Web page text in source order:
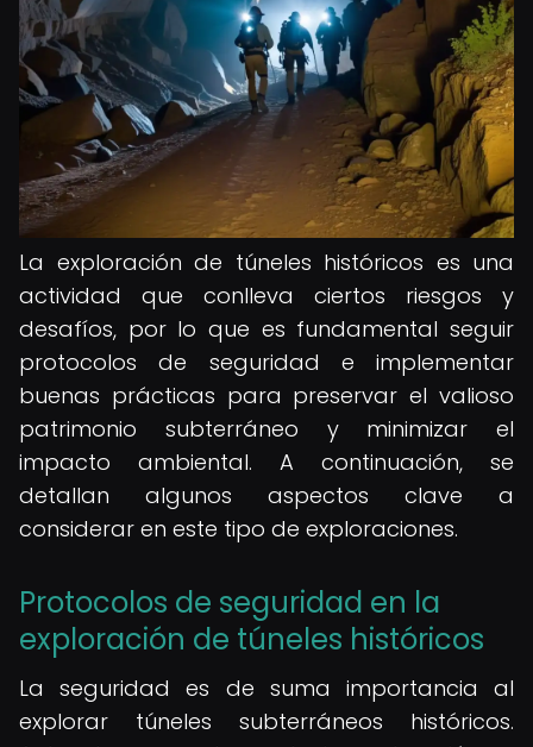
La exploración de túneles históricos es una
actividad que conlleva ciertos riesgos y
desafíos, por lo que es fundamental seguir
protocolos de seguridad e implementar
buenas prácticas para preservar el valioso
patrimonio subterráneo y minimizar el
impacto ambiental. A continuación, se
detallan algunos aspectos clave a
considerar en este tipo de exploraciones.
Protocolos de seguridad en la
exploración de túneles históricos
La seguridad es de suma importancia al
explorar túneles subterráneos históricos.